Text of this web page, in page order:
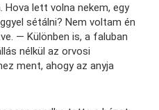
lett volna nekem, egy
sétálni? Nem voltam én
— Különben is, a faluban
nélkül az orvosi
ment, ahogy az anyja